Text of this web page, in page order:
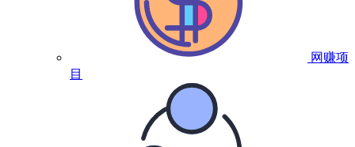
网赚项
目